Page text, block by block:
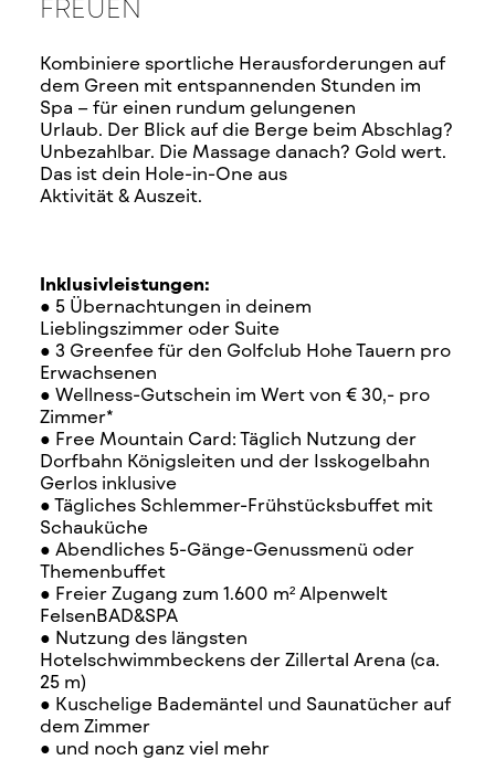
FREUEN
Kombiniere sportliche Herausforderungen auf
dem Green mit entspannenden Stunden im
Spa – für einen rundum gelungenen
Urlaub. Der Blick auf die Berge beim Abschlag?
Unbezahlbar. Die Massage danach? Gold wert.
Das ist dein Hole-in-One aus
Aktivität & Auszeit.
Inklusivleistungen:
● 5 Übernachtungen in deinem
Lieblingszimmer oder Suite
● 3 Greenfee für den Golfclub Hohe Tauern pro
Erwachsenen
● Wellness-Gutschein im Wert von € 30,- pro
Zimmer*
● Free Mountain Card: Täglich Nutzung der
Dorfbahn Königsleiten und der Isskogelbahn
Gerlos inklusive
● Tägliches Schlemmer-Frühstücksbuffet mit
Schauküche
● Abendliches 5-Gänge-Genussmenü oder
Themenbuffet
● Freier Zugang zum 1.600 m² Alpenwelt
FelsenBAD&SPA
● Nutzung des längsten
Hotelschwimmbeckens der Zillertal Arena (ca.
25 m)
● Kuschelige Bademäntel und Saunatücher auf
dem Zimmer
● und noch ganz viel mehr